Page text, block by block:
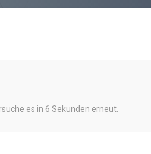
es in 6 Sekunden erneut.